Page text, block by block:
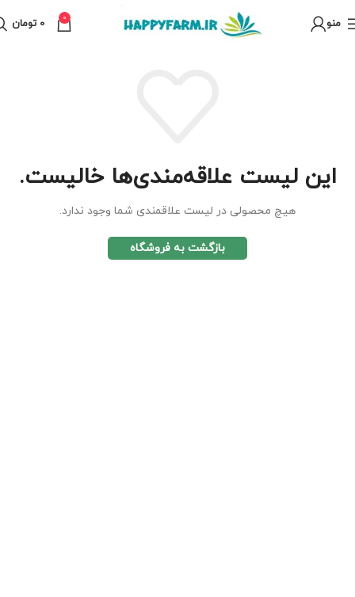
منو 0
0 تومان
این لیست علاقه‌مندی‌ها خالیست.
هیچ محصولی در لیست علاقمندی شما وجود ندارد.
بازگشت به فروشگاه